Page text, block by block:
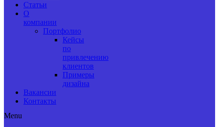
Статьи
О
компании
Портфолио
Кейсы
по
привлечению
клиентов
Примеры
дизайна
Вакансии
Контакты
Menu